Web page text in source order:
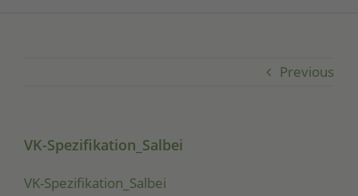
Previous
VK-Spezifikation_Salbei
VK-Spe­zi­fi­ka­ti­on_­Sal­bei